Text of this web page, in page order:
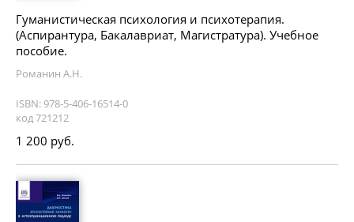
Гуманистическая психология и психотерапия.
(Аспирантура, Бакалавриат, Магистратура). Учебное
пособие.
Романин А.Н.
ISBN: 978-5-406-16514-0
код 721212
1 200 руб.